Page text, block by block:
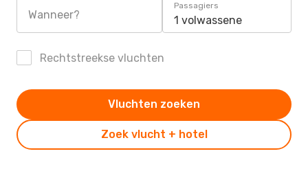
Wanneer?
Passagiers
1 volwassene
Rechtstreekse vluchten
Zoek vlucht + hotel
Vluchten zoeken